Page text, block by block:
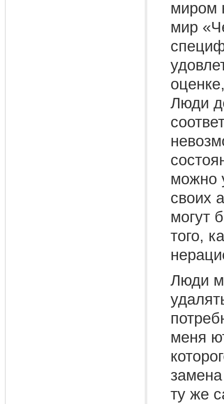
миром
мир
Люди
можно
своих
могут
того,
Люди
меня
ту же